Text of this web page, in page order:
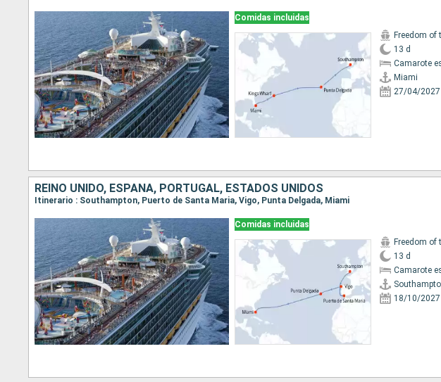
Comidas incluidas
Freedom of
13 d
Camarote
Miami
27/04/2027
REINO UNIDO, ESPAÑA, PORTUGAL, ESTADOS UNIDOS
Itinerario : Southampton, Puerto de Santa Maria, Vigo, Punta Delgada, Miami
Comidas incluidas
Freedom of
13 d
Camarote
18/10/2027